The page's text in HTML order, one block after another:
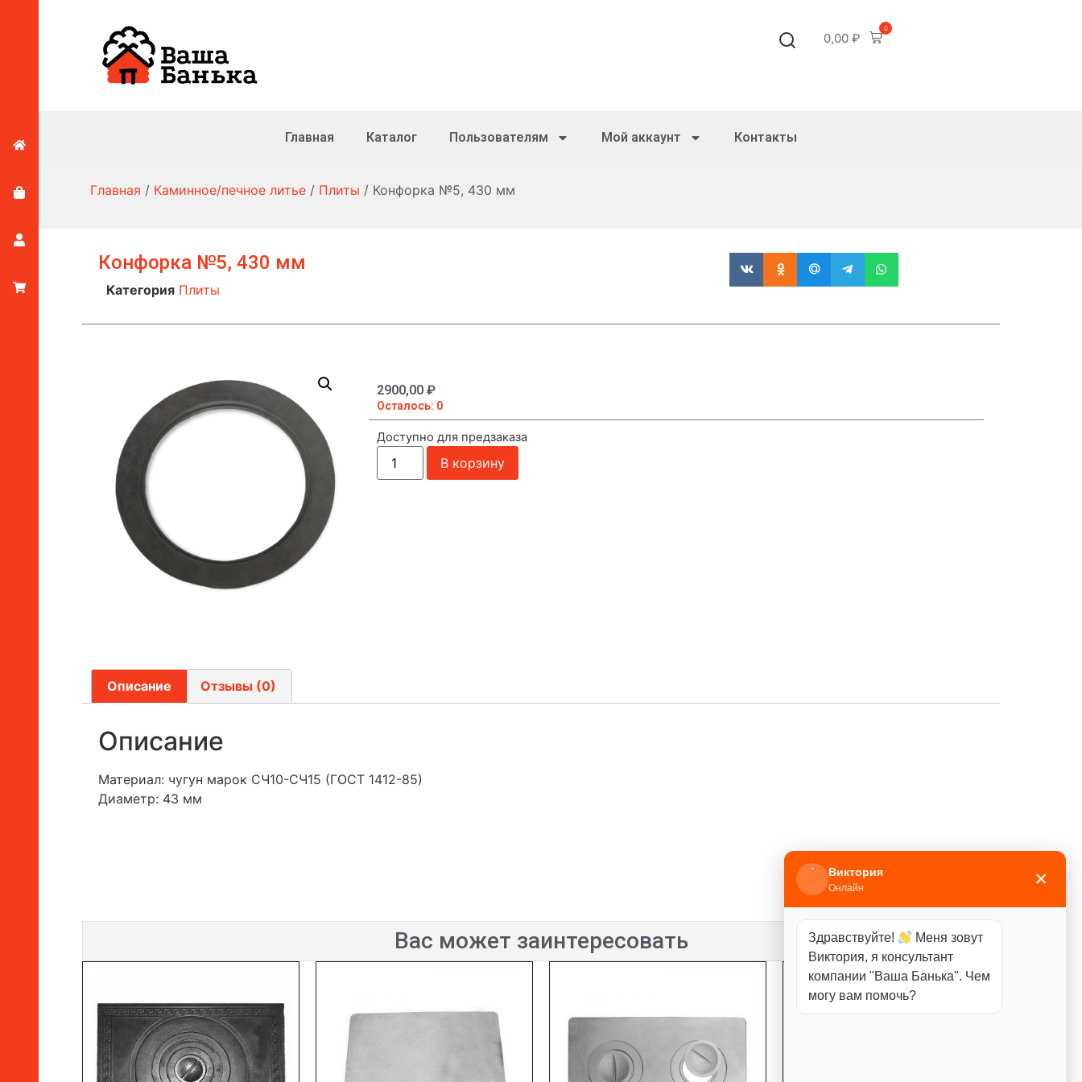
0,00 ₽
0
Главная Каталог Пользователям Мой аккаунт Контакты
Главная / Каминное/печное литье / Плиты / Конфорка №5, 430 мм
Конфорка №5, 430 мм
Категория Плиты
2900,00 ₽
Осталось: 0
Доступно для предзаказа
В корзину
Описание Отзывы (0)
Описание
Материал: чугун марок СЧ10-СЧ15 (ГОСТ 1412-85)
Диаметр: 43 мм
Вас может заинтересовать
Виктория
Онлайн ×
Здравствуйте!
Меня зовут
Виктория, я консультант
компании "Ваша Банька". Чем
могу вам помочь?